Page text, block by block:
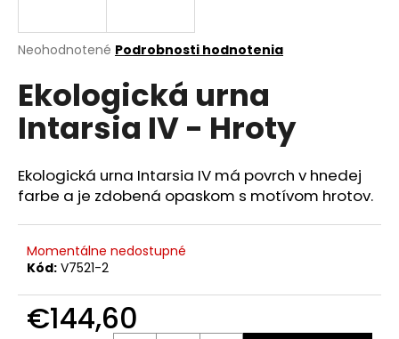
Priemerné
produktu
je
0,0
hviezdičiek.
Neohodnotené Podrobnosti hodnotenia
Ekologická urna
Intarsia IV - Hroty
Ekologická urna Intarsia IV má povrch v hnedej
farbe a je zdobená opaskom s motívom hrotov.
Momentálne nedostupné
Kód: V7521-2
€144,60
j
ť
?
HĽADAŤ
d
p